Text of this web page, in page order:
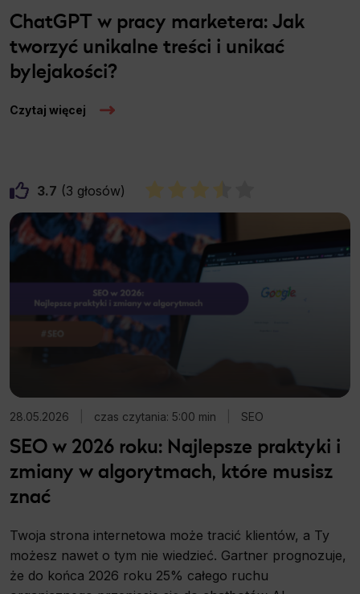
ChatGPT w pracy marketera: Jak
tworzyć unikalne treści i unikać
bylejakości?
Czytaj więcej
3.7 3
28.05.2026 czas czytania: 5:00 min SEO
SEO w 2026 roku: Najlepsze praktyki i
zmiany w algorytmach, które musisz
znać
Twoja strona internetowa może tracić klientów, a Ty
możesz nawet o tym nie wiedzieć. Gartner prognozuje,
że do końca 2026 roku 25% całego ruchu